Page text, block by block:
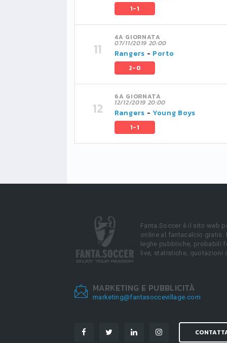
1-1
4A GIORNATA
07/11/2019 20:00
Rangers - Porto
2-0
6A GIORNATA
12/12/2019 20:00
Rangers - Young Boys
1-1
Fanta.Soccer è il sito web
online al fantacalcio gratis.
leghe pubbliche, probabili
live, statistiche, quotazioni
MARKETING E PUBBLICITÀ
marketing@fantasoccevillage.com